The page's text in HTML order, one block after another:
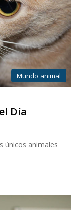
Mundo animal
Día
únicos animales